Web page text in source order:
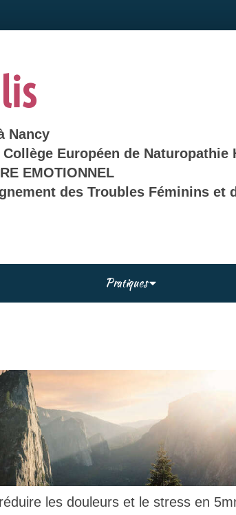
Nancy
Collège Européen de Naturopathie
EMOTIONNEL
des Troubles Féminins et
Pratiques
les douleurs et le stress en